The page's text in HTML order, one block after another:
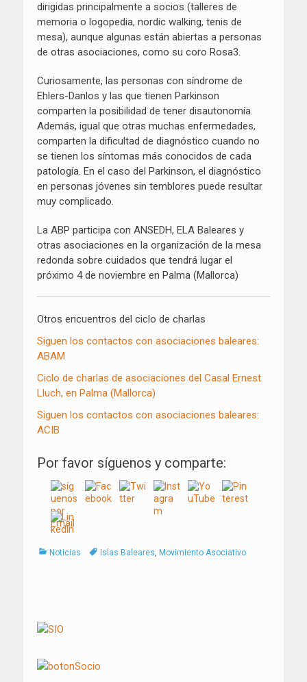
dirigidas principalmente a socios (talleres de
memoria o logopedia, nordic walking, tenis de
mesa), aunque algunas están abiertas a personas
de otras asociaciones, como su coro Rosa3.
Curiosamente, las personas con síndrome de
Ehlers-Danlos y las que tienen Parkinson
comparten la posibilidad de tener disautonomía.
Además, igual que otras muchas enfermedades,
comparten la dificultad de diagnóstico cuando no
se tienen los síntomas más conocidos de cada
patología. En el caso del Parkinson, el diagnóstico
en personas jóvenes sin temblores puede resultar
muy complicado.
La ABP participa con ANSEDH, ELA Baleares y
otras asociaciones en la organización de la mesa
redonda sobre cuidados que tendrá lugar el
próximo 4 de noviembre en Palma (Mallorca)
Otros encuentros del ciclo de charlas
Siguen los contactos con asociaciones baleares:
ABAM
Ciclo de charlas de asociaciones del Casal Ernest
Lluch, en Palma (Mallorca)
Siguen los contactos con asociaciones baleares:
ACIB
Por favor síguenos y comparte:
Categorías
Noticias TagsIslas Baleares, Movimiento Asociativo
entradas